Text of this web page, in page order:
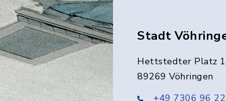
Stadt
Hettstedter Platz 1
89269 Vöhringen
+49 7306 96